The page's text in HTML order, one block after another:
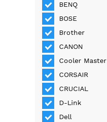
BENQ
BOSE
Brother
CANON
Cooler Master
CORSAIR
CRUCIAL
D-Link
Dell